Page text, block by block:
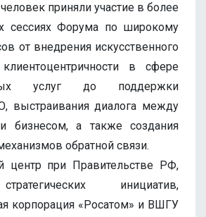
приняли участие в более
сессиях Форума по широкому
от внедрения искусственного
в сфере
услуг до поддержки
выстраивания диалога между
и бизнесом, а также создания
обратной связи.
центр при Правительстве РФ,
инициатив,
корпорация «Росатом» и ВШГУ